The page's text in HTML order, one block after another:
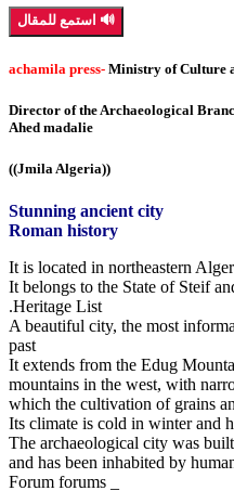
🔊 استمع للمقال
achamila press- Ministry of Culture
Director of the Archaeological
Ahed madalie
((Jmila Algeria))
Stunning ancient city
Roman history
It is located in northeastern
It belongs to the State of Steif
Heritage List.
A beautiful city, the most
past
It extends from the Edug
mountains in the west, with
which the cultivation of grains
Its climate is cold in winter and
The archaeological city was
and has been inhabited by